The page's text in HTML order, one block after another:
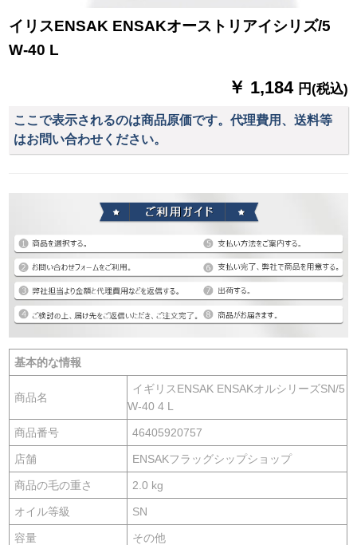
イリスENSAK ENSAKオーストリアイシリズ/5
W-40 L
￥ 1,184 円(税込)
ここで表示されるのは商品原価です。代理費用、送料等
はお問い合わせください。
基本的な情報
商品名
イギリスENSAK ENSAKオルシリーズSN/5
W-40 4 L
商品番号 46405920757
店舗 ENSAKフラッグシップショップ
商品の毛の重さ 2.0 kg
オイル等級 SN
容量 その他